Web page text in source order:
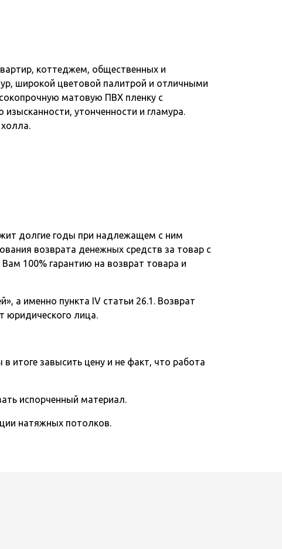
коттеджем, общественных и
широкой цветовой палитрой и отличными
матовую ПВХ пленку с
утонченности и гламура.
долгие годы при надлежащем с ним
возврата денежных средств за товар с
100% гарантию на возврат товара и
а именно пункта IV статьи 26.1. Возврат
юридического лица.
итоге завысить цену и не факт, что работа
испорченный материал.
натяжных потолков.